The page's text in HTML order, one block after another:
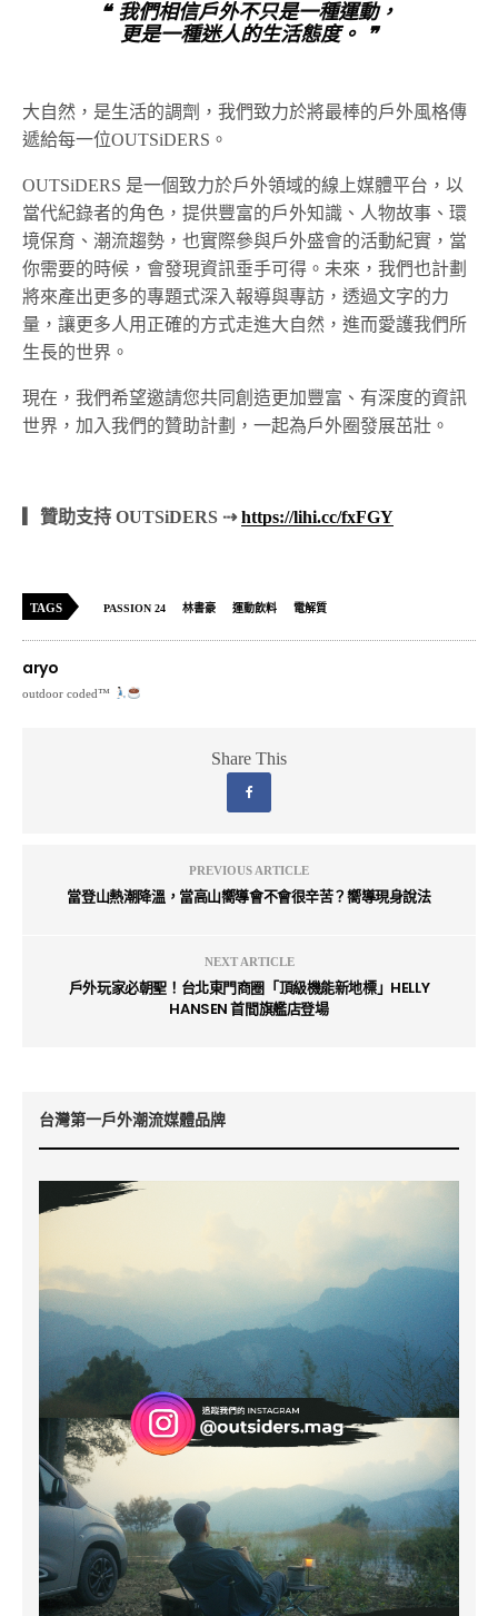
❝ 我們相信戶外不只是一種運動，
更是一種迷人的生活態度。 ❞
大自然，是生活的調劑，我們致力於將最棒的戶外風格傳
遞給每一位OUTSiDERS。
OUTSiDERS 是一個致力於戶外領域的線上媒體平台，以
當代紀錄者的角色，提供豐富的戶外知識、人物故事、環
境保育、潮流趨勢，也實際參與戶外盛會的活動紀實，當
你需要的時候，會發現資訊垂手可得。未來，我們也計劃
將來產出更多的專題式深入報導與專訪，透過文字的力
量，讓更多人用正確的方式走進大自然，進而愛護我們所
生長的世界。
現在，我們希望邀請您共同創造更加豐富、有深度的資訊
世界，加入我們的贊助計劃，一起為戶外圈發展茁壯。
▎贊助支持 OUTSiDERS ⇢https://lihi.cc/fxFGY
TAGS PASSION 24 林書豪 運動飲料 電解質
aryo
outdoor coded™
Share This
PREVIOUS ARTICLE
當登山熱潮降溫，當高山嚮導會不會很辛苦？嚮導現身說法
NEXT ARTICLE
戶外玩家必朝聖！台北東門商圈「頂級機能新地標」HELLY
HANSEN 首間旗艦店登場
台灣第一戶外潮流媒體品牌